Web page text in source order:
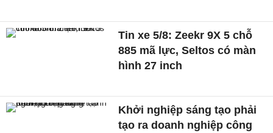
Tin xe 5/8: Zeekr 9X 5 chỗ
885 mã lực, Seltos có màn
hình 27 inch
Khởi nghiệp sáng tạo phải
tạo ra doanh nghiệp công